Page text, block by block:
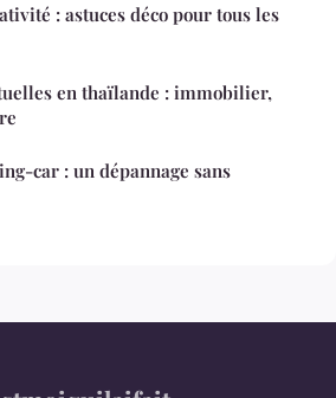
: astuces déco pour tous les
en thaïlande : immobilier,
car : un dépannage sans